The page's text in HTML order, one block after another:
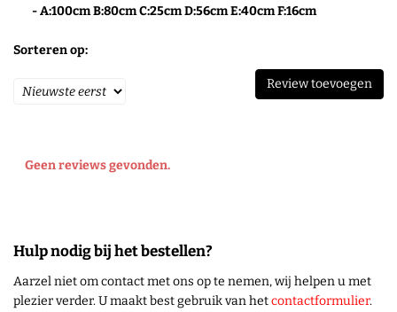
- A:100cm B:80cm C:25cm D:56cm E:40cm F:16cm
Sorteren op:
Review toevoegen
Geen reviews gevonden.
Hulp nodig bij het bestellen?
Aarzel niet om contact met ons op te nemen, wij helpen u met
plezier verder. U maakt best gebruik van hetcontactformulier.